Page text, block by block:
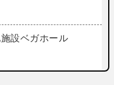
設ベガホール